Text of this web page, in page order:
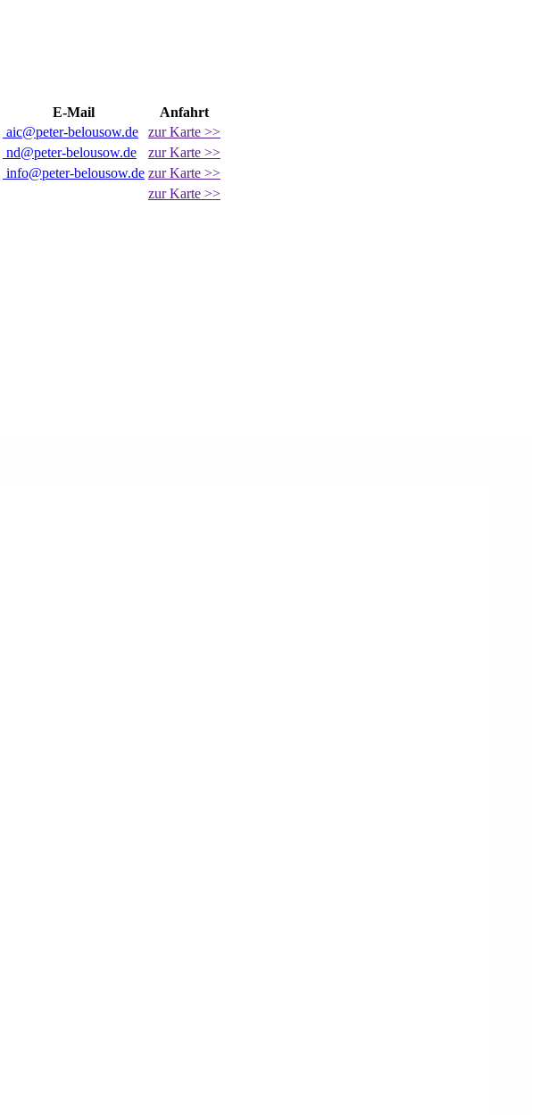
E-Mail
Anfahrt
aic@peter-belousow.de
zur Karte >>
nd@peter-belousow.de
zur Karte >>
info@peter-belousow.de zur Karte >>
zur Karte >>